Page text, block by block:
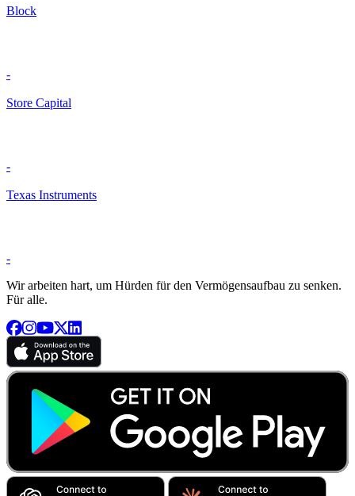
Block
-
Store Capital
-
Texas Instruments
-
Wir arbeiten hart, um Hürden für den Vermögensaufbau zu senken.
Für alle.